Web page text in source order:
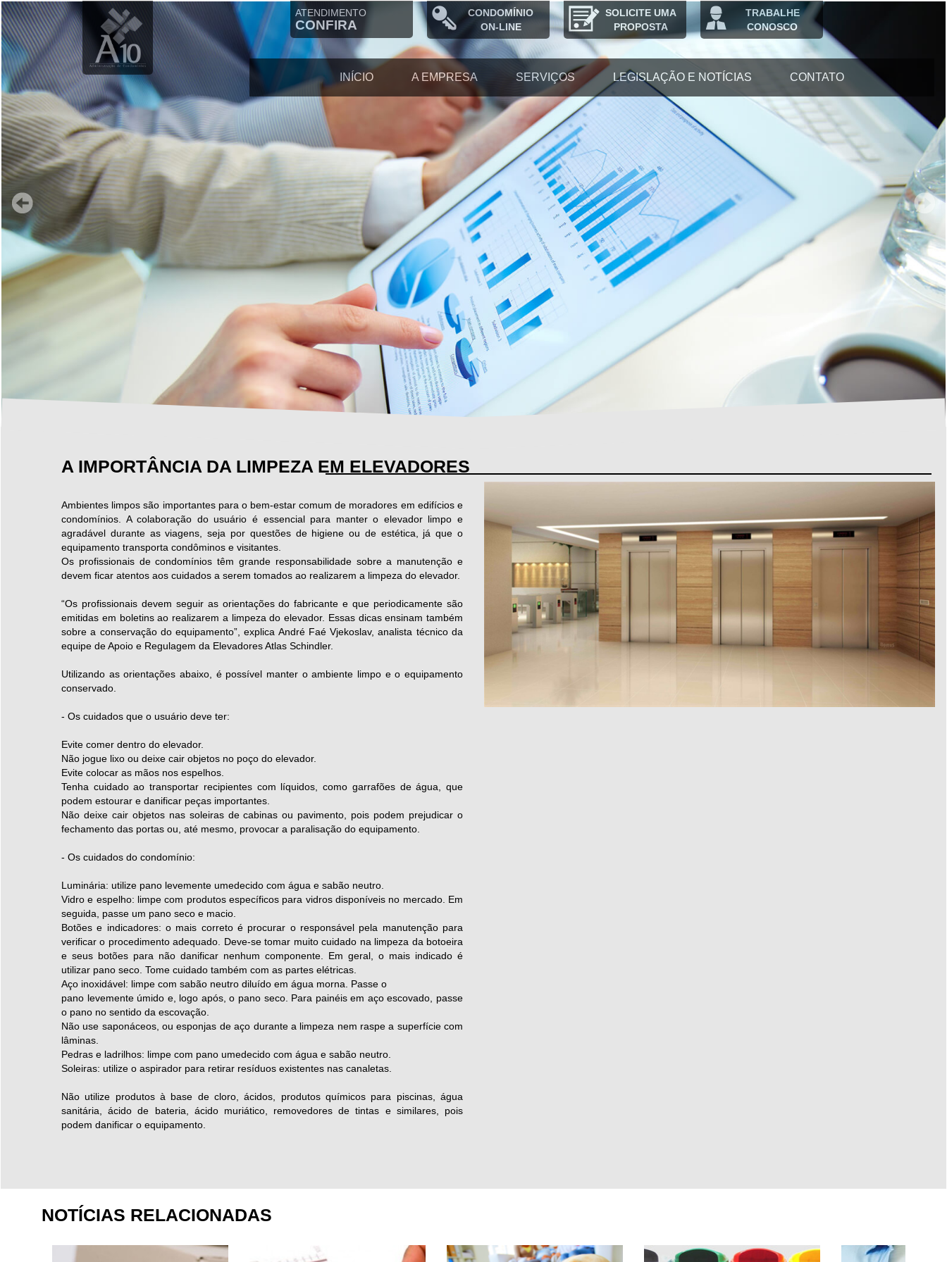
ATENDIMENTO
CONFIRA
CONDOMÍNIO
ON-LINE
SOLICITE UMA
PROPOSTA
TRABALHE
CONOSCO
INÍCIO A EMPRESA SERVIÇOS LEGISLAÇÃO E NOTÍCIAS CONTATO
A IMPORTÂNCIA DA LIMPEZA EM ELEVADORES
Ambientes limpos são importantes para o bem-estar comum de moradores em edifícios e
condomínios. A colaboração do usuário é essencial para manter o elevador limpo e
agradável durante as viagens, seja por questões de higiene ou de estética, já que o
equipamento transporta condôminos e visitantes.
Os profissionais de condomínios têm grande responsabilidade sobre a manutenção e
devem ficar atentos aos cuidados a serem tomados ao realizarem a limpeza do elevador.
“Os profissionais devem seguir as orientações do fabricante e que periodicamente são
emitidas em boletins ao realizarem a limpeza do elevador. Essas dicas ensinam também
sobre a conservação do equipamento”, explica André Faé Vjekoslav, analista técnico da
equipe de Apoio e Regulagem da Elevadores Atlas Schindler.
Utilizando as orientações abaixo, é possível manter o ambiente limpo e o equipamento
conservado.
- Os cuidados que o usuário deve ter:
Evite comer dentro do elevador.
Não jogue lixo ou deixe cair objetos no poço do elevador.
Evite colocar as mãos nos espelhos.
Tenha cuidado ao transportar recipientes com líquidos, como garrafões de água, que
podem estourar e danificar peças importantes.
Não deixe cair objetos nas soleiras de cabinas ou pavimento, pois podem prejudicar o
fechamento das portas ou, até mesmo, provocar a paralisação do equipamento.
- Os cuidados do condomínio:
Luminária: utilize pano levemente umedecido com água e sabão neutro.
Vidro e espelho: limpe com produtos específicos para vidros disponíveis no mercado. Em
seguida, passe um pano seco e macio.
Botões e indicadores: o mais correto é procurar o responsável pela manutenção para
verificar o procedimento adequado. Deve-se tomar muito cuidado na limpeza da botoeira
e seus botões para não danificar nenhum componente. Em geral, o mais indicado é
utilizar pano seco. Tome cuidado também com as partes elétricas.
Aço inoxidável: limpe com sabão neutro diluído em água morna. Passe o
pano levemente úmido e, logo após, o pano seco. Para painéis em aço escovado, passe
o pano no sentido da escovação.
Não use saponáceos, ou esponjas de aço durante a limpeza nem raspe a superfície com
lâminas.
Pedras e ladrilhos: limpe com pano umedecido com água e sabão neutro.
Soleiras: utilize o aspirador para retirar resíduos existentes nas canaletas.
Não utilize produtos à base de cloro, ácidos, produtos químicos para piscinas, água
sanitária, ácido de bateria, ácido muriático, removedores de tintas e similares, pois
podem danificar o equipamento.
NOTÍCIAS RELACIONADAS